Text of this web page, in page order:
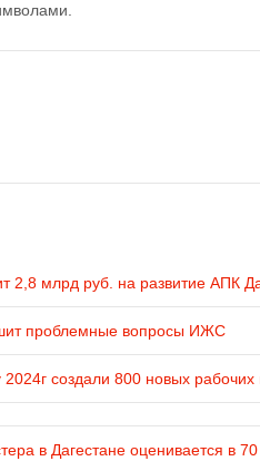
2,8 млрд руб. на развитие АПК
проблемные вопросы ИЖС
создали 800 новых рабочих
в Дагестане оценивается в